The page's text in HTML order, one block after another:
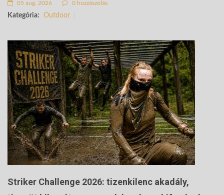
05 aug. 2026 0 hozzászólás
Kategória: Outdoor
Striker Challenge 2026: tizenkilenc akadály,